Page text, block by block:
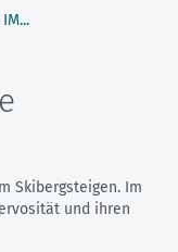
IM...
Skibergsteigen. Im
und ihren